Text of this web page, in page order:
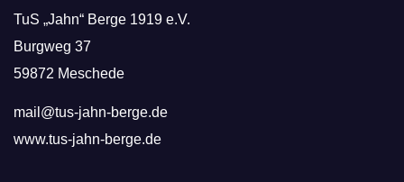
TuS „Jahn“ Berge 1919 e.V.
Burgweg 37
59872 Meschede
mail@tus-jahn-berge.de
www.tus-jahn-berge.de